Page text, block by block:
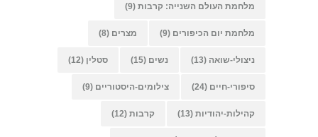
מלחמת העולם השנייה: קרבות (9)
מלחמת יום הכיפורים (9) מצרים (8)
ניצולי-שואה (13) נשים (15) סטלין (12)
סיפורי-חיים (24) צילומים-היסטוריים (9)
קהילות-יהודיות (13) קרבות (12)